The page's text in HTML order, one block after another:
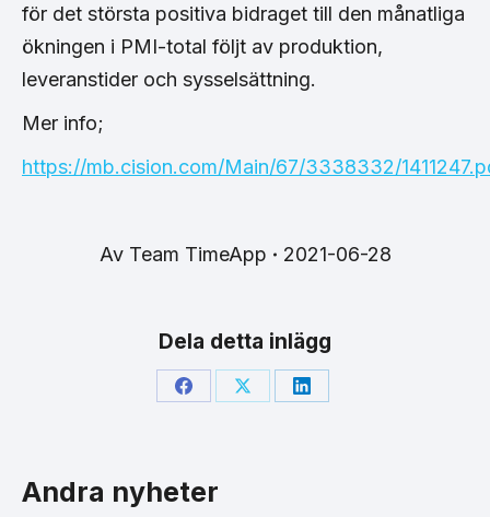
för det största positiva bidraget till den månatliga
ökningen i PMI-total följt av produktion,
leveranstider och sysselsättning.
Mer info;
https://mb.cision.com/Main/67/3338332/
Av Team TimeApp 2021-06-28
Dela detta inlägg
Share Share Share
Andra nyheter